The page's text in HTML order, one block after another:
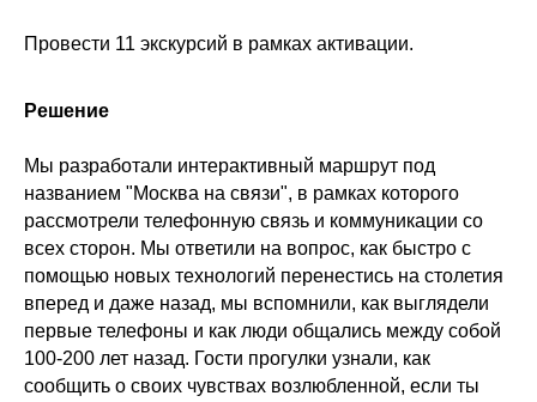
Провести 11 экскурсий в рамках активации.
Решение
Мы разработали интерактивный маршрут под
названием "Москва на связи", в рамках которого
рассмотрели телефонную связь и коммуникации со
всех сторон. Мы ответили на вопрос, как быстро с
помощью новых технологий перенестись на столетия
вперед и даже назад, мы вспомнили, как выглядели
первые телефоны и как люди общались между собой
100-200 лет назад. Гости прогулки узнали, как
сообщить о своих чувствах возлюбленной, если ты